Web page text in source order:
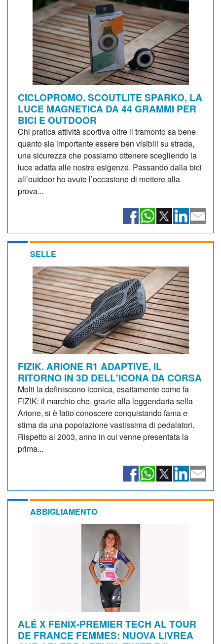
CICLOPROMO. SCOUTLITE SPARKO, LA
LUCE MAGNETICA DA 44 GRAMMI PER
BICI E OUTDOOR
Chi pratica attività sportiva oltre il tramonto sa bene
quanto sia importante essere ben visibili su strada,
una sicurezza che possiamo ottenere scegliendo la
luce adatta alle nostre esigenze. Passando dalla bici
all’outdoor ho avuto l’occasione di mettere alla
prova...
SELLE
FIZIK. ARIONE R1 ADAPTIVE, IL
RITORNO IN 3D DELL'ICONA DA CORSA
Molti la definiscono iconica, esattamente come fa
FIZIK: il marchio che, grazie alla leggendaria sella
Arione, si è fatto conoscere conquistando fama e
stima da una popolazione vastissima di pedalatori.
Rispetto al 2003, anno in cui venne presentata la
prima...
ABBIGLIAMENTO
ALÉ X FENIX-PREMIER TECH AL TOUR
DE FRANCE FEMMES: NUOVA LIVREA